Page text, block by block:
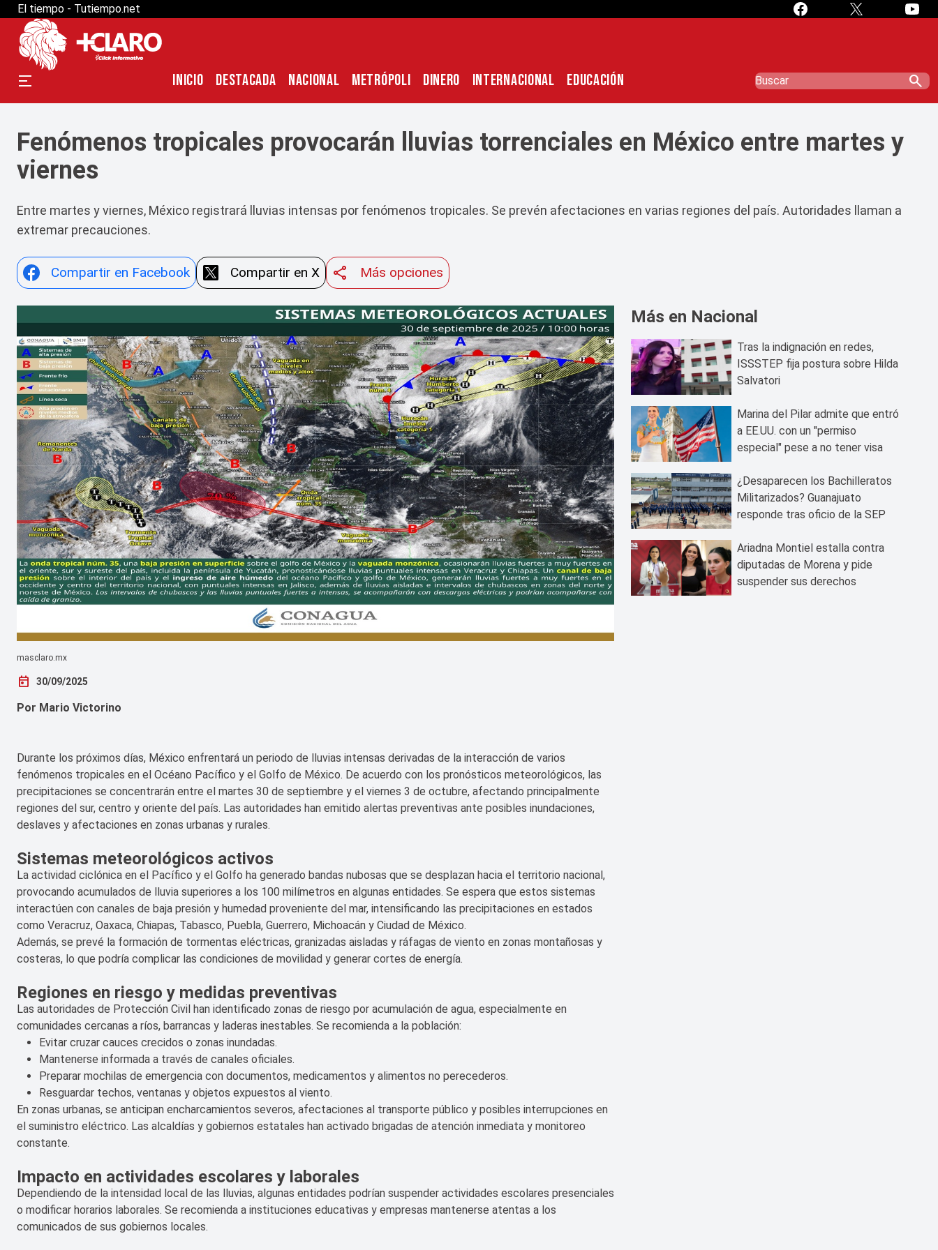
El tiempo - Tutiempo.net
INICIO DESTACADA NACIONAL METRÓPOLI DINERO INTERNACIONAL EDUCACIÓN search
Fenómenos tropicales provocarán lluvias torrenciales en México entre martes y
viernes
Entre martes y viernes, México registrará lluvias intensas por fenómenos tropicales. Se prevén afectaciones en varias regiones del país. Autoridades llaman a
extremar precauciones.
Compartir en Facebook Compartir en X Más opciones
masclaro.mx
today 30/09/2025
Por Mario Victorino
Durante los próximos días, México enfrentará un periodo de lluvias intensas derivadas de la interacción de varios
fenómenos tropicales en el Océano Pacífico y el Golfo de México. De acuerdo con los pronósticos meteorológicos, las
precipitaciones se concentrarán entre el martes 30 de septiembre y el viernes 3 de octubre, afectando principalmente
regiones del sur, centro y oriente del país. Las autoridades han emitido alertas preventivas ante posibles inundaciones,
deslaves y afectaciones en zonas urbanas y rurales.
Sistemas meteorológicos activos
La actividad ciclónica en el Pacífico y el Golfo ha generado bandas nubosas que se desplazan hacia el territorio nacional,
provocando acumulados de lluvia superiores a los 100 milímetros en algunas entidades. Se espera que estos sistemas
interactúen con canales de baja presión y humedad proveniente del mar, intensificando las precipitaciones en estados
como Veracruz, Oaxaca, Chiapas, Tabasco, Puebla, Guerrero, Michoacán y Ciudad de México.
Además, se prevé la formación de tormentas eléctricas, granizadas aisladas y ráfagas de viento en zonas montañosas y
costeras, lo que podría complicar las condiciones de movilidad y generar cortes de energía.
Regiones en riesgo y medidas preventivas
Las autoridades de Protección Civil han identificado zonas de riesgo por acumulación de agua, especialmente en
comunidades cercanas a ríos, barrancas y laderas inestables. Se recomienda a la población:
Evitar cruzar cauces crecidos o zonas inundadas.
Mantenerse informada a través de canales oficiales.
Preparar mochilas de emergencia con documentos, medicamentos y alimentos no perecederos.
Resguardar techos, ventanas y objetos expuestos al viento.
En zonas urbanas, se anticipan encharcamientos severos, afectaciones al transporte público y posibles interrupciones en
el suministro eléctrico. Las alcaldías y gobiernos estatales han activado brigadas de atención inmediata y monitoreo
constante.
Impacto en actividades escolares y laborales
Dependiendo de la intensidad local de las lluvias, algunas entidades podrían suspender actividades escolares presenciales
o modificar horarios laborales. Se recomienda a instituciones educativas y empresas mantenerse atentas a los
comunicados de sus gobiernos locales.
Más en Nacional
Tras la indignación en redes,
ISSSTEP fija postura sobre Hilda
Salvatori
Marina del Pilar admite que entró
a EE.UU. con un "permiso
especial" pese a no tener visa
¿Desaparecen los Bachilleratos
Militarizados? Guanajuato
responde tras oficio de la SEP
Ariadna Montiel estalla contra
diputadas de Morena y pide
suspender sus derechos